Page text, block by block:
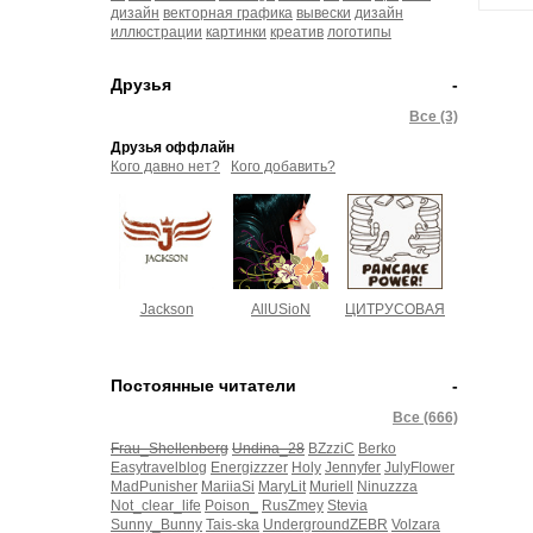
деньги на своем дневнике!
дизайн векторная графика вывески дизайн
иллюстрации картинки креатив логотипы
-
Друзья
Все (3)
Друзья оффлайн
Кого давно нет?
Кого добавить?
Jackson AllUSioN ЦИТРУСОВАЯ
-
Постоянные читатели
Все (666)
Frau_Shellenberg Undina_28 BZzziC Berko
Easytravelblog Energizzzer Holy Jennyfer JulyFlower
MadPunisher MariiaSi MaryLit Muriell
Ninuzzza
Not_clear_life Poison_ RusZmey Stevia
Sunny_Bunny Tais-ska UndergroundZEBR Volzara